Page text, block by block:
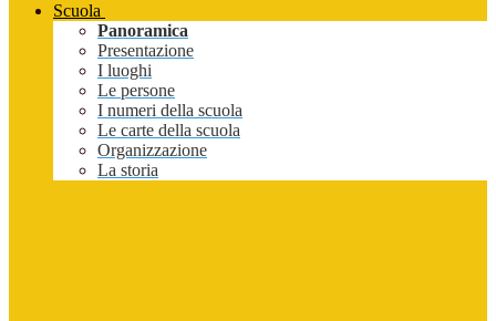
Scuola
Panoramica
Presentazione
I luoghi
Le persone
I numeri della scuola
Le carte della scuola
Organizzazione
La storia